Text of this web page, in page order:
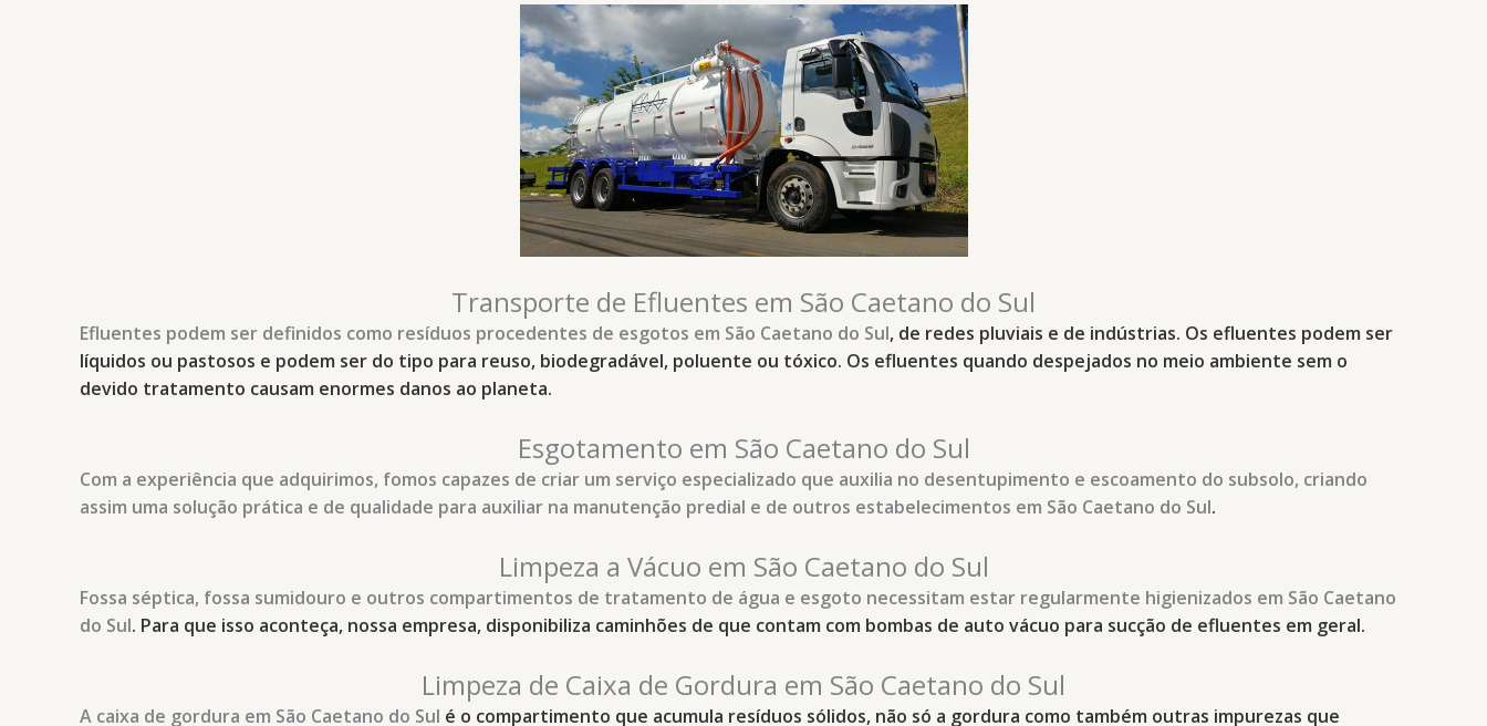
Transporte de Efluentes em São Caetano do Sul
Efluentes podem ser definidos como resíduos procedentes de esgotos em São Caetano do Sul, de redes pluviais e de indústrias. Os efluentes podem ser
líquidos ou pastosos e podem ser do tipo para reuso, biodegradável, poluente ou tóxico. Os efluentes quando despejados no meio ambiente sem o
devido tratamento causam enormes danos ao planeta.
Esgotamento em São Caetano do Sul
Com a experiência que adquirimos, fomos capazes de criar um serviço especializado que auxilia no desentupimento e escoamento do subsolo, criando
assim uma solução prática e de qualidade para auxiliar na manutenção predial e de outros estabelecimentos em São Caetano do Sul.
Limpeza a Vácuo em São Caetano do Sul
Fossa séptica, fossa sumidouro e outros compartimentos de tratamento de água e esgoto necessitam estar regularmente higienizados em São Caetano
do Sul. Para que isso aconteça, nossa empresa, disponibiliza caminhões de que contam com bombas de auto vácuo para sucção de efluentes em geral.
Limpeza de Caixa de Gordura em São Caetano do Sul
A caixa de gordura em São Caetano do Sul é o compartimento que acumula resíduos sólidos, não só a gordura como também outras impurezas que